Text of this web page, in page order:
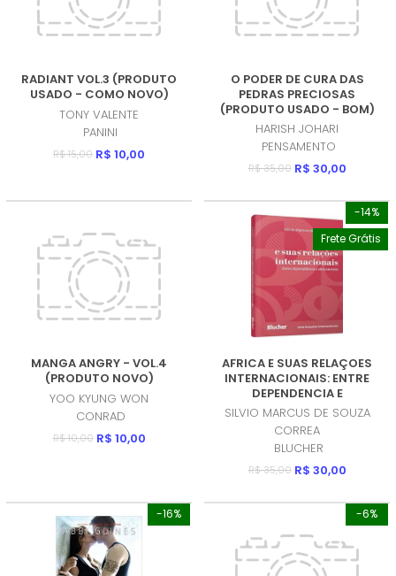
RADIANT VOL.3 (PRODUTO
USADO - COMO NOVO)
TONY VALENTE
PANINI
R$ 15,00 R$ 10,00
O PODER DE CURA DAS
PEDRAS PRECIOSAS
(PRODUTO USADO - BOM)
HARISH JOHARI
PENSAMENTO
R$ 35,00 R$ 30,00
MANGA ANGRY - VOL.4
(PRODUTO NOVO)
YOO KYUNG WON
CONRAD
R$ 10,00 R$ 10,00
-14%
Frete Grátis
AFRICA E SUAS RELAÇOES
INTERNACIONAIS: ENTRE
DEPENDENCIA E
DESCONEXAO (PRODUTO
NOVO)
SILVIO MARCUS DE SOUZA
CORREA
BLUCHER
R$ 35,00 R$ 30,00
-16% -6%